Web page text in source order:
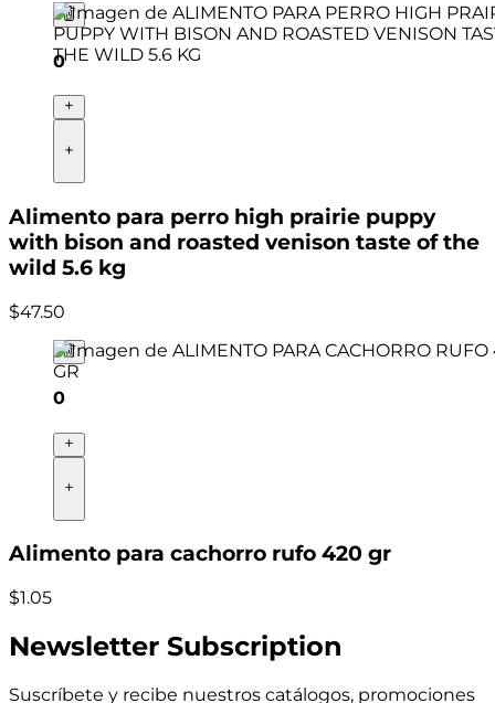
0
Alimento para perro high prairie puppy
with bison and roasted venison taste of the
wild 5.6 kg
$47.50
0
Alimento para cachorro rufo 420 gr
$1.05
Newsletter Subscription
Suscríbete y recibe nuestros catálogos, promociones